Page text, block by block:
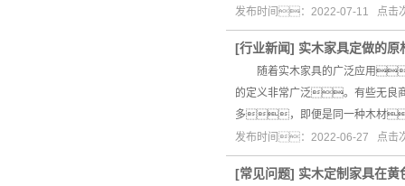
发布时间：2022-07-11 点
[行业新闻] 实木家具定做的
随着实木家具的广泛应用
的定义非常广泛。有些无良
多，即便是同一种木材
发布时间：2022-06-27 点
[常见问题] 实木定制家具在黄